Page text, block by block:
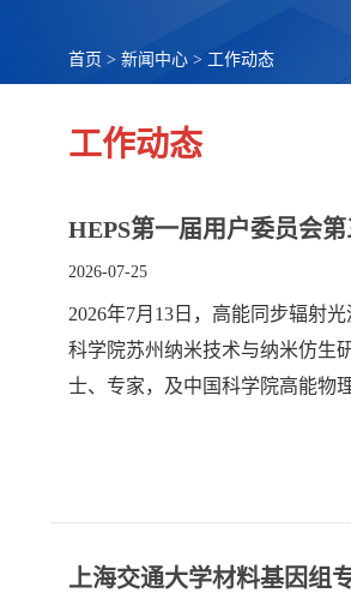
首页 > 新闻中心 > 工作动态
工作动态
HEPS第一届用户委员会
2026-07-25
2026年7月13日，高能同步辐射
科学院苏州纳米技术与纳米仿生
士、专家，及中国科学院高能物
上海交通大学材料基因组